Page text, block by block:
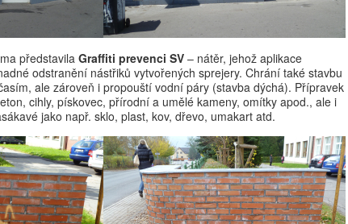
představila Graffiti prevenci SV – nátěr, jehož aplikace
odstranění nástřiků vytvořených sprejery. Chrání také stavbu
ale zároveň i propouští vodní páry (stavba dýchá). Přípravek
cihly, pískovec, přírodní a umělé kameny, omítky apod., ale i
jako např. sklo, plast, kov, dřevo, umakart atd.